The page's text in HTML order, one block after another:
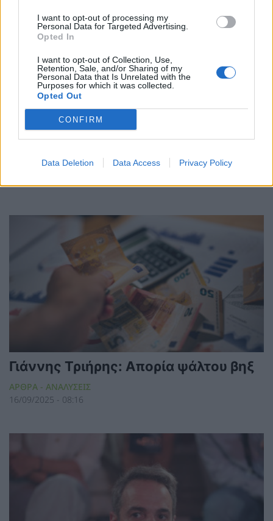
I want to opt-out of processing my
Personal Data for Targeted Advertising.
Opted In
I want to opt-out of Collection, Use,
Retention, Sale, and/or Sharing of my
Personal Data that Is Unrelated with the
Purposes for which it was collected.
Opted Out
CONFIRM
Data Deletion Data Access Privacy Policy
Γιάννης Τριήρης: Γεωπολιτική
ΑΡΘΡΑ - ΑΝΑΛΥΣΕΙΣ
Γιάννης Τριήρης: Απορία ψάλτου βηξ
ΑΡΘΡΑ - ΑΝΑΛΥΣΕΙΣ
16/09/2025 - 08:16